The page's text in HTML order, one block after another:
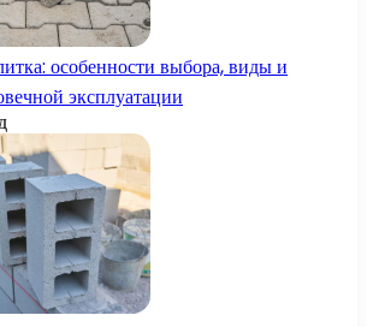
особенности выбора, виды и
эксплуатации